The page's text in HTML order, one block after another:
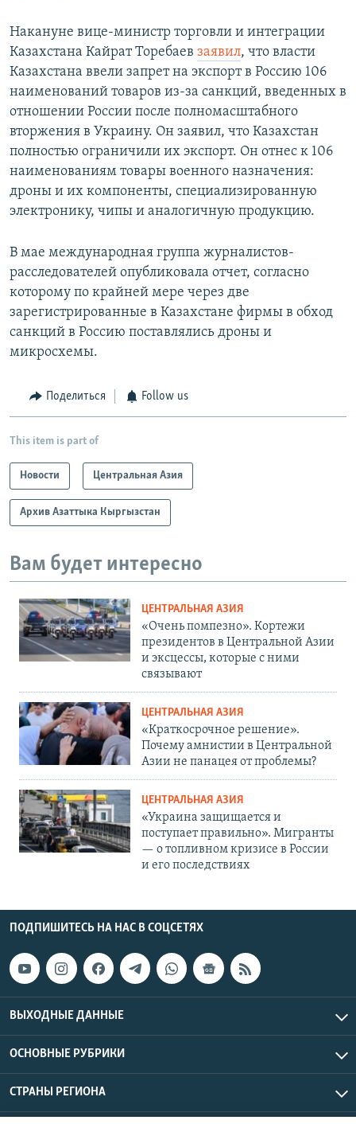
Накануне вице-министр торговли и интеграции
Казахстана Кайрат Торебаев заявил, что власти
Казахстана ввели запрет на экспорт в Россию 106
наименований товаров из-за санкций, введенных в
отношении России после полномасштабного
вторжения в Украину. Он заявил, что Казахстан
полностью ограничили их экспорт. Он отнес к 106
наименованиям товары военного назначения:
дроны и их компоненты, специализированную
электронику, чипы и аналогичную продукцию.
В мае международная группа журналистов-
расследователей опубликовала отчет, согласно
которому по крайней мере через две
зарегистрированные в Казахстане фирмы в обход
санкций в Россию поставлялись дроны и
микросхемы.
Поделиться Follow us
This item is part of
Новости Центральная Азия
Архив Азаттыка Кыргызстан
Вам будет интересно
ЦЕНТРАЛЬНАЯ АЗИЯ
«Очень помпезно». Кортежи
президентов в Центральной Азии
и эксцессы, которые с ними
связывают
ЦЕНТРАЛЬНАЯ АЗИЯ
«Краткосрочное решение».
Почему амнистии в Центральной
Азии не панацея от проблемы?
ЦЕНТРАЛЬНАЯ АЗИЯ
«Украина защищается и
поступает правильно». Мигранты
— о топливном кризисе в России
и его последствиях
ПОДПИШИТЕСЬ НА НАС В СОЦСЕТЯХ
ВЫХОДНЫЕ ДАННЫЕ
ОСНОВНЫЕ РУБРИКИ
СТРАНЫ РЕГИОНА